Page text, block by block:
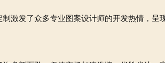
激发了众多专业图案设计师的开发热情，呈